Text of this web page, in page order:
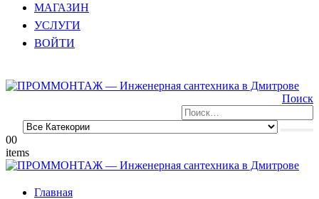
МАГАЗИН
УСЛУГИ
ВОЙТИ
Поиск
00
items
Главная